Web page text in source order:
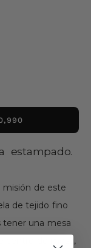
estampado.
misión de este
de tejido fino
tener una mesa
centro de mesa,